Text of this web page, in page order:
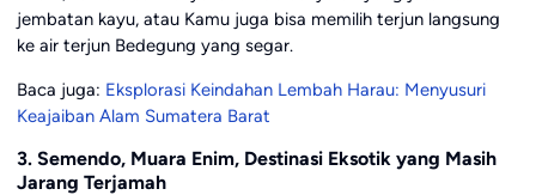
jembatan kayu, atau Kamu juga bisa memilih terjun langsung
ke air terjun Bedegung yang segar.
Baca juga: Eksplorasi Keindahan Lembah Harau: Menyusuri
Keajaiban Alam Sumatera Barat
3. Semendo, Muara Enim, Destinasi Eksotik yang Masih
Jarang Terjamah